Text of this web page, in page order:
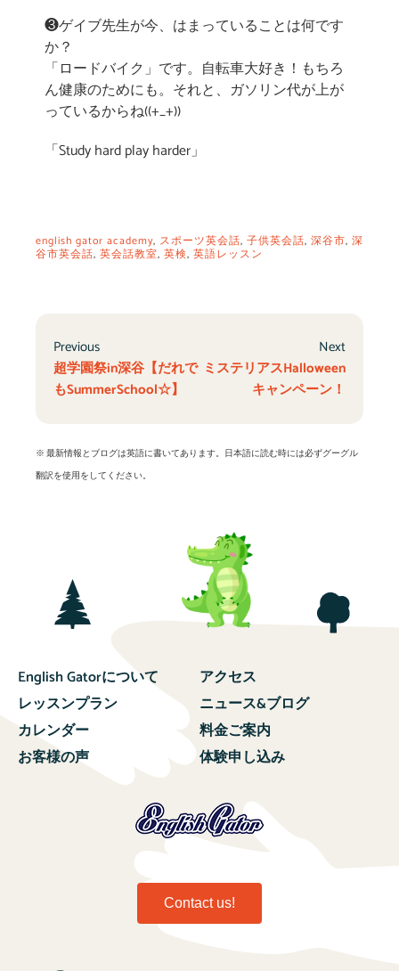
❸ゲイブ先生が今、はまっていることは何です
か？
「ロードバイク」です。自転車大好き！もちろ
ん健康のためにも。それと、ガソリン代が上が
っているからね((+_+))
「Study hard play harder」
english gator academy, スポーツ英会話, 子供英会話, 深谷市, 深
谷市英会話, 英会話教室, 英検, 英語レッスン
Previous
超学園祭in深谷【だれで
もSummerSchool☆】
Next
ミステリアスHalloween
キャンペーン！
※ 最新情報とブログは英語に書いてあります。日本語に読む時には必ずグーグル
翻訳を使用をしてください。
English Gatorについて
レッスンプラン
カレンダー
お客様の声
アクセス
ニュース&ブログ
料金ご案内
体験申し込み
Contact us!